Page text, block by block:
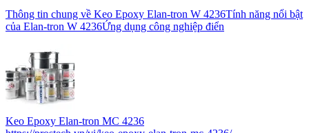
Thông tin chung về Keo Epoxy Elan-tron W 4236Tính năng nổi bật
của Elan-tron W 4236Ứng dụng công nghiệp điển
Keo Epoxy Elan-tron MC 4236